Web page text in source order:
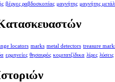
βέργες ραβδοσκοπίας μαγνήτης μαγνήτης
locators marks metal detectors treasure
ερμηνείες θησαυρός κομιτατζίδικα λίρες λύσεις